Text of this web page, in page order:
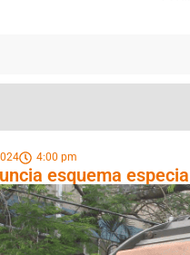
4:00 pm
esquema